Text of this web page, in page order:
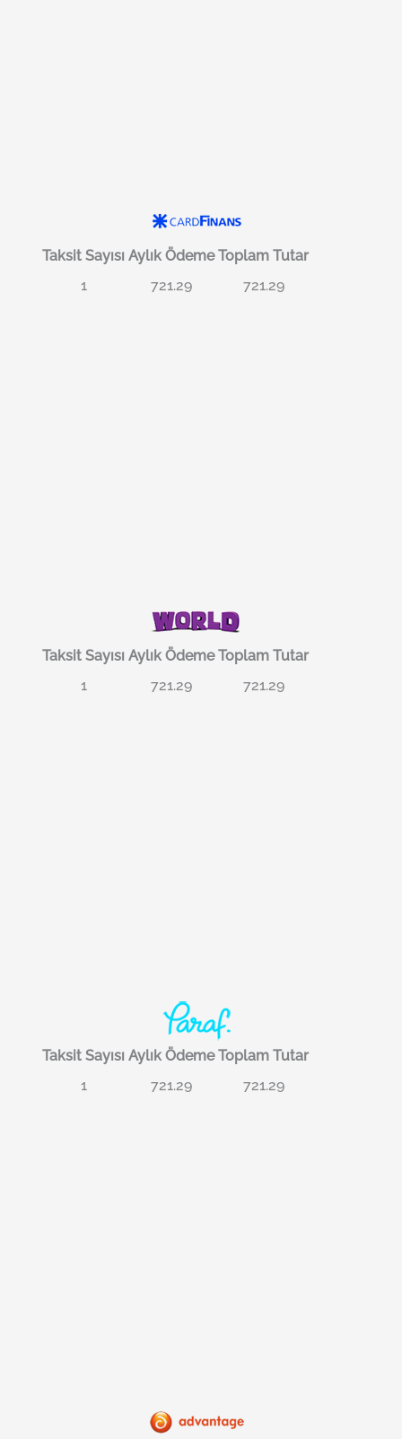
Taksit Sayısı Aylık Ödeme Toplam Tutar
1
721.29 721.29
Taksit Sayısı Aylık Ödeme Toplam Tutar
1
721.29 721.29
Taksit Sayısı Aylık Ödeme Toplam Tutar
1
721.29 721.29